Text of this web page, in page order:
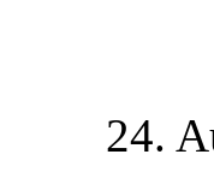
24.